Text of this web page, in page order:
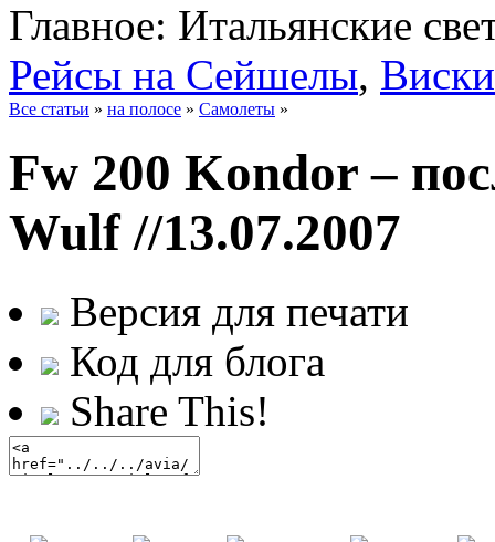
Главное: Итальянские
Рейсы на Сейшелы,
Все статьи » на полосе » Самолеты »
Fw 200 Kondor –
Wulf//13.07.2007
Версия для печати
Код для блога
Share This!